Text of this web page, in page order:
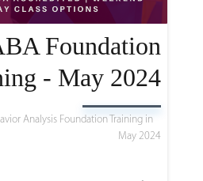
Foundation
- May 2024
Analysis Foundation Training in
May 2024